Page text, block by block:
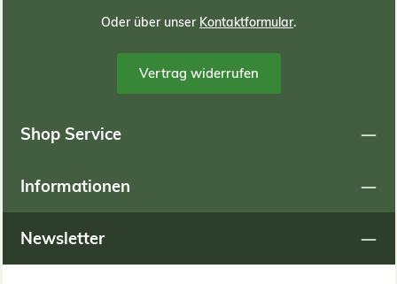
Oder über unser Kontaktformular.
Vertrag widerrufen
Shop Service
Informationen
Newsletter